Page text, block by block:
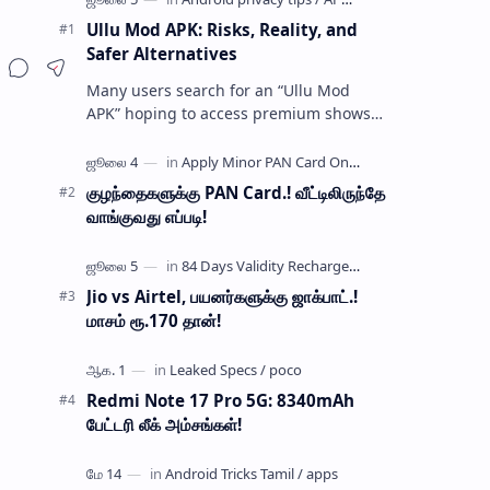
Ullu Mod APK: Risks, Reality, and
Safer Alternatives
Many users search for an “Ullu Mod
APK” hoping to access premium shows
modified application files are often …
குழந்தைகளுக்கு PAN Card.! வீட்டிலிருந்தே
வாங்குவது எப்படி!
Jio vs Airtel, பயனர்களுக்கு ஜாக்பாட்.!
மாசம் ரூ.170 தான்!
Redmi Note 17 Pro 5G: 8340mAh
பேட்டரி லீக் அம்சங்கள்!